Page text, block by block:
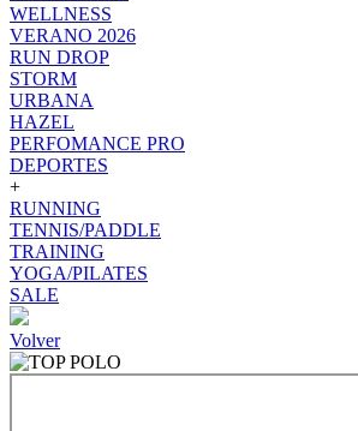
WELLNESS
VERANO 2026
RUN DROP
STORM
URBANA
HAZEL
PERFOMANCE PRO
DEPORTES
+
RUNNING
TENNIS/PADDLE
TRAINING
YOGA/PILATES
SALE
Volver